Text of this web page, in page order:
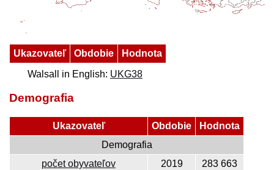
Ukazovateľ Obdobie
Hodnota
Walsall in English: UKG38
Demografia
Ukazovateľ Obdobie
Hodnota
Demografia
počet obyvateľov
2019
283 663